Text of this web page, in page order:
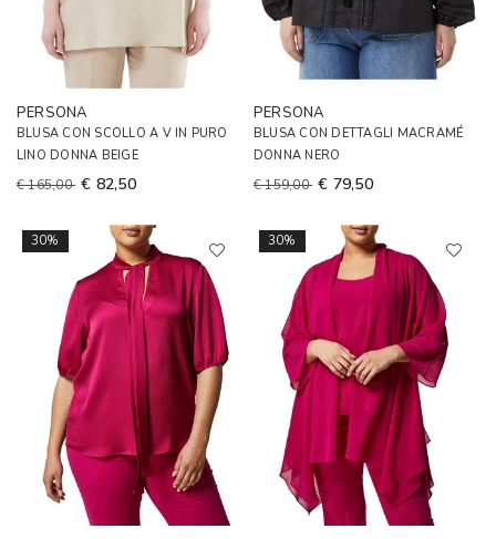
PERSONA
BLUSA CON SCOLLO A V IN PURO
LINO DONNA BEIGE
€ 165,00 € 82,50
PERSONA
BLUSA CON DETTAGLI MACRAMÉ
DONNA NERO
€ 159,00 € 79,50
30% 30%